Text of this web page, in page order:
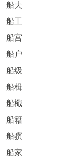
船夫
船工
船宫
船户
船级
船楫
船檝
船籍
船骥
船家